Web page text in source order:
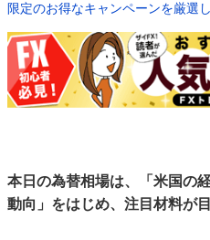
限定のお得なキャンペーンを厳選し
本日の為替相場は、「米国の
動向」をはじめ、注目材料が